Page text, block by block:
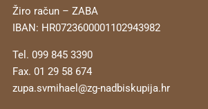
Žiro račun – ZABA
IBAN: HR0723600001102943982
Tel. 099 845 3390
Fax. 01 29 58 674
zupa.svmihael@zg-nadbiskupija.hr